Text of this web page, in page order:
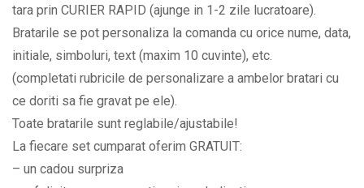
banut
gravat
cu
initiale
si
data
la
alegere
tara prin CURIER RAPID (ajunge in 1-2 zile lucratoare).
Bratarile se pot personaliza la comanda cu orice nume, data,
initiale, simboluri, text (maxim 10 cuvinte), etc.
(completati rubricile de personalizare a ambelor bratari cu
ce doriti sa fie gravat pe ele).
Toate bratarile sunt reglabile/ajustabile!
La fiecare set cumparat oferim GRATUIT:
– un cadou surpriza